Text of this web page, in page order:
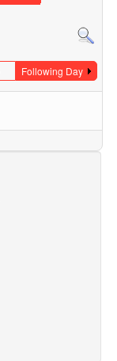
Following Day